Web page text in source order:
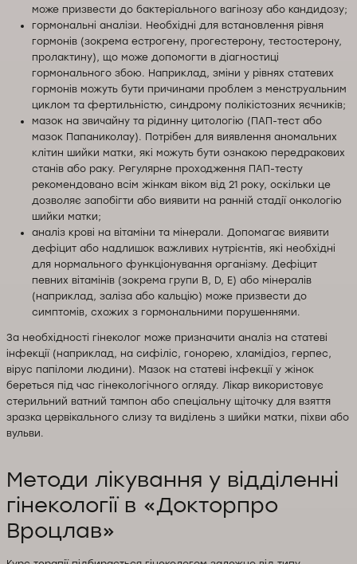
може призвести до бактеріального вагінозу або кандидозу;
гормональні аналізи. Необхідні для встановлення рівня
гормонів (зокрема естрогену, прогестерону, тестостерону,
пролактину), що може допомогти в діагностиці
гормонального збою. Наприклад, зміни у рівнях статевих
гормонів можуть бути причинами проблем з менструальним
циклом та фертильністю, синдрому полікістозних яєчників;
мазок на звичайну та рідинну цитологію (ПАП-тест або
мазок Папаниколау). Потрібен для виявлення аномальних
клітин шийки матки, які можуть бути ознакою передракових
станів або раку. Регулярне проходження ПАП-тесту
рекомендовано всім жінкам віком від 21 року, оскільки це
дозволяє запобігти або виявити на ранній стадії онкологію
шийки матки;
аналіз крові на вітаміни та мінерали. Допомагає виявити
дефіцит або надлишок важливих нутрієнтів, які необхідні
для нормального функціонування організму. Дефіцит
певних вітамінів (зокрема групи B, D, E) або мінералів
(наприклад, заліза або кальцію) може призвести до
симптомів, схожих з гормональними порушеннями.
За необхідності гінеколог може призначити аналіз на статеві
інфекції (наприклад, на сифіліс, гонорею, хламідіоз, герпес,
вірус папіломи людини). Мазок на статеві інфекції у жінок
береться під час гінекологічного огляду. Лікар використовує
стерильний ватний тампон або спеціальну щіточку для взяття
зразка цервікального слизу та виділень з шийки матки, піхви або
вульви.
Методи лікування у відділенні
гінекології в «Докторпро
Вроцлав»